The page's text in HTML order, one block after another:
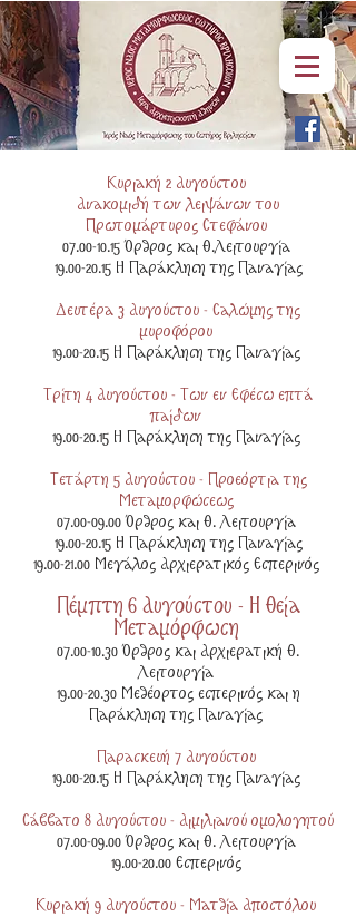
Κυριακή 2 Αυγούστου
Ανακομιδή των λειψάνων του
Πρωτομάρτυρος Στεφάνου
07.00-10.15Όρθρος και Θ.Λειτουργία
19.00-20.15 Η Παράκληση της Παναγίας​
Δευτέρα 3 Αυγούστου - Σαλώμης της
μυροφόρου
19.00-20.15Η Παράκληση της Παναγίας
Τρίτη 4 Αυγούστου - Των εν Εφέσω επτά
παίδων
19.00-20.15Η Παράκληση της Παναγίας
Τετάρτη 5 Αυγούστου - Προεόρτια της
Μεταμορφώσεως
07.00-09.00Όρθρος και Θ. Λειτουργία
19.00-20.15 Η Παράκληση της Παναγίας
19.00-21.00 Μεγάλος Αρχιερατικός Εσπερινός
Πέμπτη 6 Αυγούστου - Η Θεία
Μεταμόρφωση
07.00-10.30 Όρθρος και Αρχιερατική Θ.
Λειτουργία
19.00-20.30 Μεθέορτος εσπερινός και η
Παράκληση της Παναγίας
Παρασκευή 7 Αυγούστου
19.00-20.15Η Παράκληση της Παναγίας
Σάββατο 8 Αυγούστου - Αιμιλιανού ομολογητού
07.00-09.00Όρθρος και Θ. Λειτουργία
19.00-20.00 Εσπερινός
Κυριακή 9 Αυγούστου - Ματθία Αποστόλου